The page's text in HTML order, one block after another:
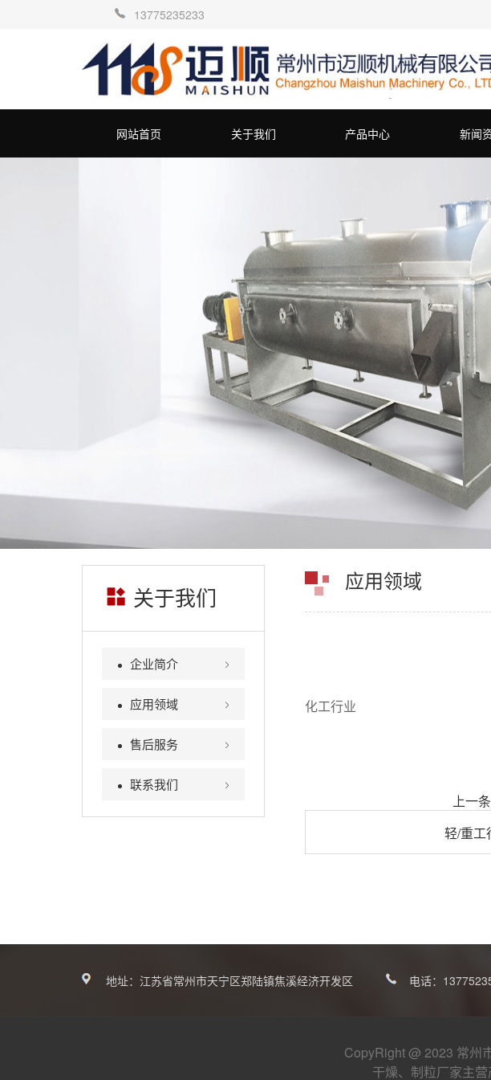
13775235233
网站首页 关于我们 产品中心 新闻
关于我们
企业简介
应用领域
售后服务
联系我们
应用领域
化工行业
上一条
轻/重工
地址：江苏省常州市天宁区郑陆镇焦溪经济开发区 电话：
CopyRight @ 2023 常州
干燥、制粒厂家主营